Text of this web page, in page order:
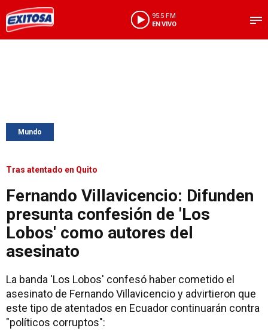
95.5 FM
EN VIVO
Mundo
Tras atentado en Quito
Fernando Villavicencio: Difunden
presunta confesión de 'Los
Lobos' como autores del
asesinato
La banda 'Los Lobos' confesó haber cometido el
asesinato de Fernando Villavicencio y advirtieron que
este tipo de atentados en Ecuador continuarán contra
"políticos corruptos":